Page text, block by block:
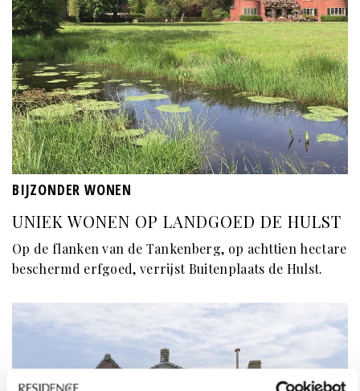
BIJZONDER WONEN
UNIEK WONEN OP LANDGOED DE HULST
Op de flanken van de Tankenberg, op achttien hectare
beschermd erfgoed, verrijst Buitenplaats de Hulst.